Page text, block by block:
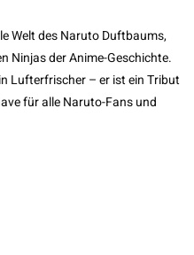
Welt des Naruto Duftbaums,
Ninjas der Anime-Geschichte.
Lufterfrischer – er ist ein Tribut
für alle Naruto-Fans und